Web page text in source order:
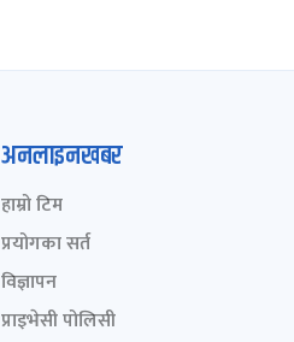
अनलाइनखबर
हाम्रो टिम
प्रयोगका सर्त
विज्ञापन
प्राइभेसी पोलिसी